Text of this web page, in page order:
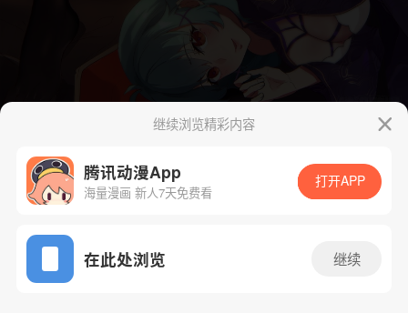
App免费看
下一话 腾漫App免费看
继续浏览精彩内容
腾讯动漫App
海量漫画 新人7天免费看
打开APP
在此处浏览 继续